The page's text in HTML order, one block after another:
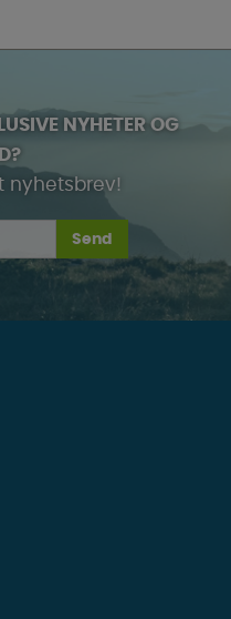
NYHETER OG
nyhetsbrev!
Send